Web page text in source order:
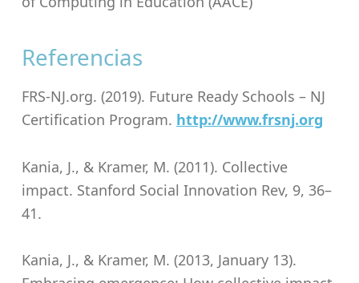
Referencias
FRS-NJ.org. (2019). Future Ready Schools – NJ
Certification Program. http://www.frsnj.org
Kania, J., & Kramer, M. (2011). Collective
impact. Stanford Social Innovation Rev, 9, 36–
41.
Kania, J., & Kramer, M. (2013, January 13).